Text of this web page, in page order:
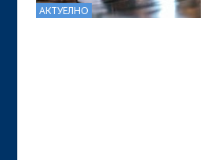
АКТУЕЛНО